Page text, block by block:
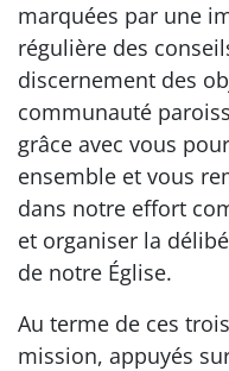
marquées par une
régulière des
discernement des
communauté
grâce avec vous
ensemble et vous
dans notre effort
et organiser la
de notre Église.
Au terme de ces
mission, appuyés